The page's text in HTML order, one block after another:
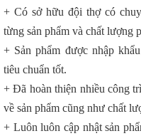
+ Có sở hữu đội thợ có
từng sản phẩm và chất lượng
+ Sản phẩm được nhập
tiêu chuẩn tốt.
+ Đã hoàn thiện nhiều công
về sản phẩm cũng như chất
+ Luôn luôn cập nhật sản